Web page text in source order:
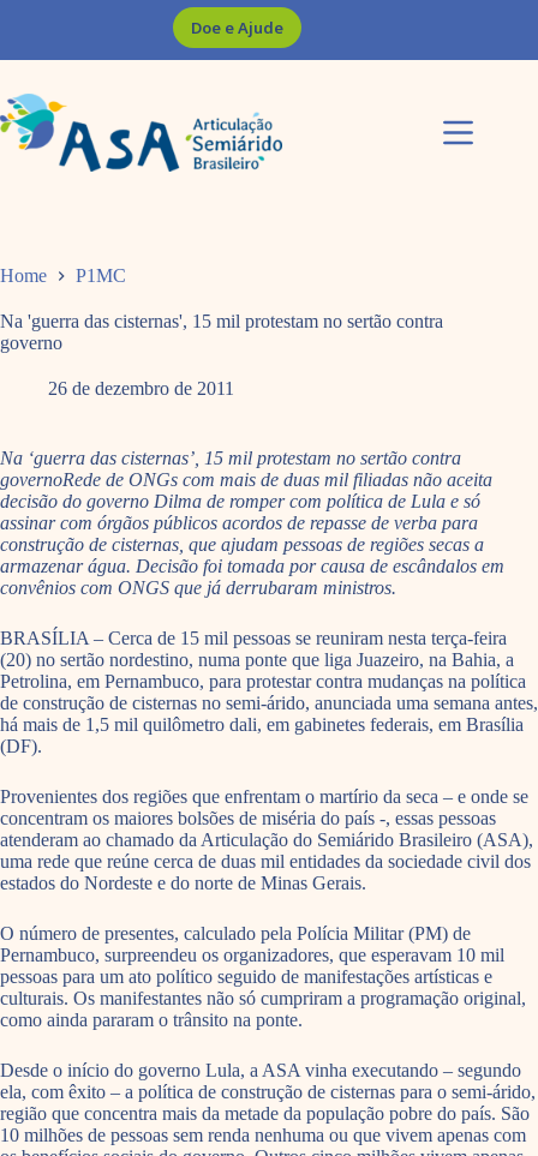
Doe e Ajude
Home P1MC
Na 'guerra das cisternas', 15 mil protestam no sertão contra
governo
26 de dezembro de 2011
Na ‘guerra das cisternas’, 15 mil protestam no sertão contra
governoRede de ONGs com mais de duas mil filiadas não aceita
decisão do governo Dilma de romper com política de Lula e só
assinar com órgãos públicos acordos de repasse de verba para
construção de cisternas, que ajudam pessoas de regiões secas a
armazenar água. Decisão foi tomada por causa de escândalos em
convênios com ONGS que já derrubaram ministros.
BRASÍLIA – Cerca de 15 mil pessoas se reuniram nesta terça-feira
(20) no sertão nordestino, numa ponte que liga Juazeiro, na Bahia, a
Petrolina, em Pernambuco, para protestar contra mudanças na política
de construção de cisternas no semi-árido, anunciada uma semana antes,
há mais de 1,5 mil quilômetro dali, em gabinetes federais, em Brasília
(DF).
Provenientes dos regiões que enfrentam o martírio da seca – e onde se
concentram os maiores bolsões de miséria do país -, essas pessoas
atenderam ao chamado da Articulação do Semiárido Brasileiro (ASA),
uma rede que reúne cerca de duas mil entidades da sociedade civil dos
estados do Nordeste e do norte de Minas Gerais.
O número de presentes, calculado pela Polícia Militar (PM) de
Pernambuco, surpreendeu os organizadores, que esperavam 10 mil
pessoas para um ato político seguido de manifestações artísticas e
culturais. Os manifestantes não só cumpriram a programação original,
como ainda pararam o trânsito na ponte.
Desde o início do governo Lula, a ASA vinha executando – segundo
ela, com êxito – a política de construção de cisternas para o semi-árido,
região que concentra mais da metade da população pobre do país. São
10 milhões de pessoas sem renda nenhuma ou que vivem apenas com